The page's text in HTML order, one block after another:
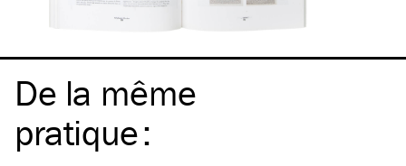
De la même
pratique: